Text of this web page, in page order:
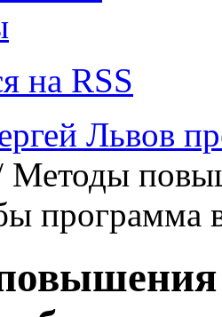
на RSS
Львов
программа